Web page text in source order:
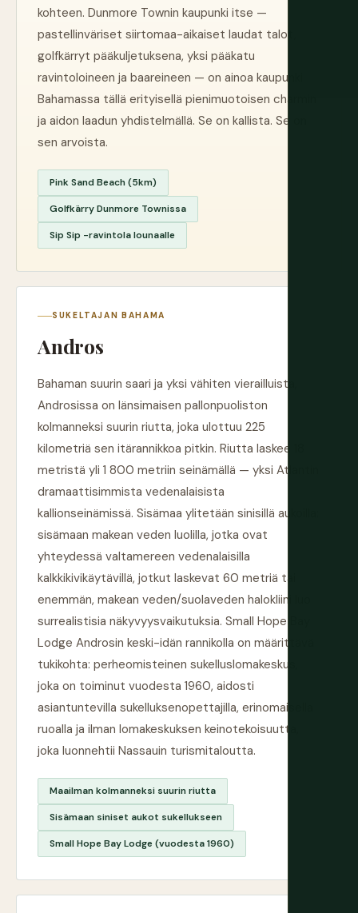
kohteen. Dunmore Townin kaupunki itse —
pastellinväriset siirtomaa-aikaiset laudat talot,
golfkärryt pääkuljetuksena, yksi pääkatu
ravintoloineen ja baareineen — on ainoa kaupunki
Bahamassa tällä erityisellä pienimuotoisen charmin
ja aidon laadun yhdistelmällä. Se on kallista. Se on
sen arvoista.
Pink Sand Beach (5km)
Golfkärry Dunmore Townissa
Sip Sip -ravintola lounaalle
SUKELTAJAN BAHAMA
Andros
Bahaman suurin saari ja yksi vähiten vierailluista,
Androsissa on länsimaisen pallonpuoliston
kolmanneksi suurin riutta, joka ulottuu 225
kilometriä sen itärannikkoa pitkin. Riutta laskee 18
metristä yli 1 800 metriin seinämällä — yksi Atlantin
dramaattisimmista vedenalaisista
kallionseinämissä. Sisämaa ylitetään sinisillä aukoilla:
sisämaan makean veden luolilla, jotka ovat
yhteydessä valtamereen vedenalaisilla
kalkkikivikäytävillä, jotkut laskevat 60 metriä tai
enemmän, makean veden/suolaveden halokliini luo
surrealistisia näkyvyysvaikutuksia. Small Hope Bay
Lodge Androsin keski-idän rannikolla on määrittävä
tukikohta: perheomisteinen sukelluslomakeskus,
joka on toiminut vuodesta 1960, aidosti
asiantuntevilla sukelluksenopettajilla, erinomaisella
ruoalla ja ilman lomakeskuksen keinotekoisuutta,
joka luonnehtii Nassauin turismitaloutta.
Maailman kolmanneksi suurin riutta
Sisämaan siniset aukot sukellukseen
Small Hope Bay Lodge (vuodesta 1960)